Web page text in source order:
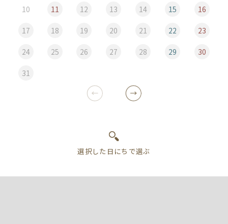
10 11 12 13 14 15 16
17 18 19 20 21 22 23
24 25 26 27 28 29 30
31